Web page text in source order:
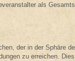
als
der in der Sphäre
zu erreichen.